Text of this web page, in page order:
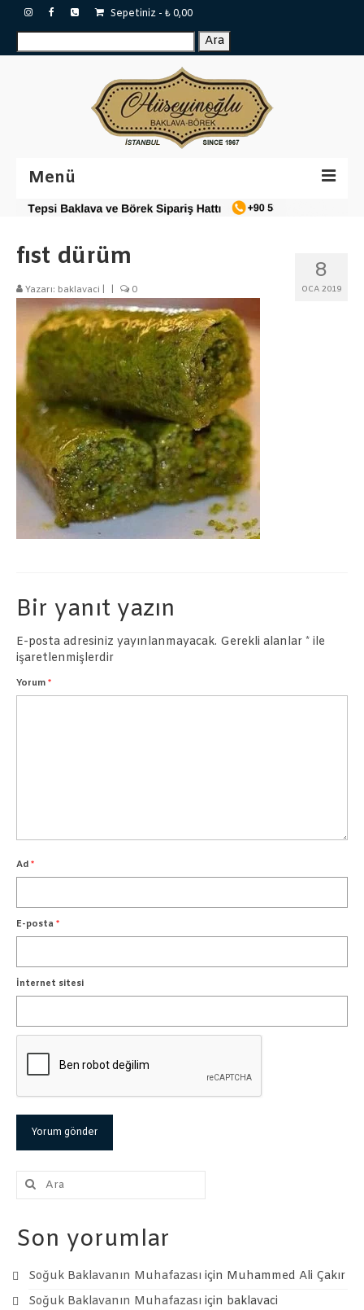
Sepetiniz - ₺0,00
Ara: Ara
Menü
Katalog
Baklavalar
Tepsi Baklava
Tulumba
Börekler
Pastalar
İletişim
8
OCA 2019
fıst dürüm
Yazarı: baklavaci 0
Bir yanıt yazın
E-posta adresiniz yayınlanmayacak. Gerekli alanlar * ile
işaretlenmişlerdir
Yorum *
Ad *
E-posta *
İnternet sitesi
Şunu
ara:
Son yorumlar
Soğuk Baklavanın Muhafazası için Muhammed Ali Çakır
Soğuk Baklavanın Muhafazası için baklavaci